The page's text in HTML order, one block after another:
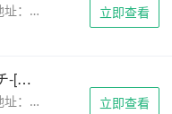
更多H游 #绅士导航 下载地址：https://unzxayw.com 剧情简介 「与冷淡系美少女共度秘密时光，沉浸感全开的放学后情色体验。 生活在都会的塔式公寓14楼的宅宅男主面前，出现了班级里属于第一集团的白辣妹。 「…… 立即查看
[ときたま] 異世界ビーチ-[时魂] 另一个世界的海滩
更多H游 #绅士导航 下载地址：https://unzxayw.com 剧情简介 尽管是个宅男却成功获得班上人气女王的女主的芳心，并决定参加女朋友提议的海滩志愿清洁活动。 因为在打扫完后就要跟女朋友初次约会而兴奋不已，然…… 立即查看